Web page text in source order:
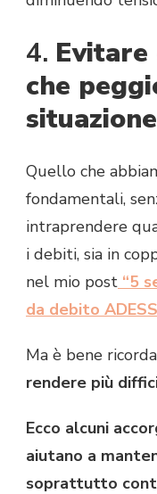
4.
che
situazione
Quello che
fondamentali,
intraprendere
i debiti, sia in
nel mio post “5
da debito
Ma è bene
rendere più
Ecco alcuni
aiutano a
soprattutto